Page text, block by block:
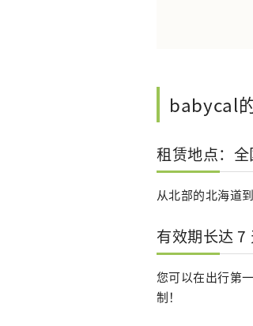
babycal
租赁地点：
从北部的北海道
有效期长达 7
您可以在出行第
制！